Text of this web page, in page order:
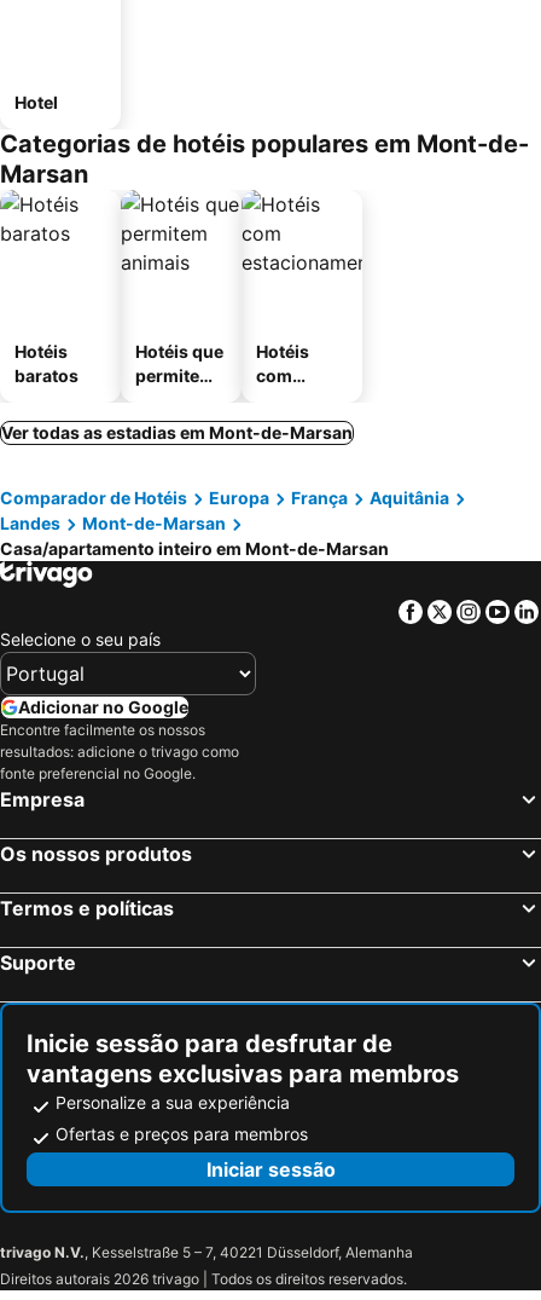
Hotel
Categorias de hotéis populares em Mont-de-
Marsan
Hotéis
baratos
Hotéis que
permitem
Hotéis
com
mento
Ver todas as estadias em Mont-de-Marsan
Comparador de Hotéis Europa França
Aquitânia
Landes
Mont-de-Marsan
Casa/apartamento inteiro em Mont-de-Marsan
Facebook
Twitter
Selecione o seu país
Adicionar no Google
Encontre facilmente os nossos
resultados: adicione o trivago como
fonte preferencial no Google.
Empresa
Os nossos produtos
Termos e políticas
Suporte
Inicie sessão para desfrutar de
vantagens exclusivas para membros
Personalize a sua experiência
Ofertas e preços para membros
Iniciar sessão
trivago N.V., Kesselstraße 5 – 7, 40221 Düsseldorf, Alemanha
Direitos autorais 2026 trivago | Todos os direitos reservados.